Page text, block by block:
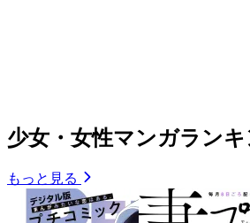
少女・女性マンガラン
もっと見る